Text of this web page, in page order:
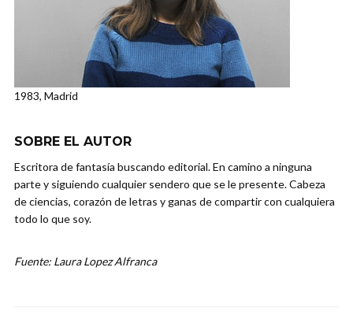
1983, Madrid
SOBRE EL AUTOR
Escritora de fantasía buscando editorial. En camino a ninguna
parte y siguiendo cualquier sendero que se le presente. Cabeza
de ciencias, corazón de letras y ganas de compartir con cualquiera
todo lo que soy.
Fuente: Laura Lopez Alfranca